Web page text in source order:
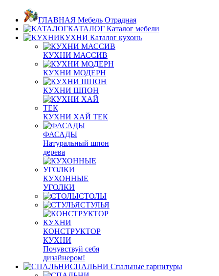
ГЛАВНАЯ Мебель Отрадная
КАТАЛОГ Каталог мебели
КУХНИ Каталог кухонь
КУХНИ МАССИВ
КУХНИ МОДЕРН
КУХНИ ШПОН
КУХНИ ХАЙ ТЕК
ФАСАДЫ
Натуральный шпон
дерева
КУХОННЫЕ
УГОЛКИ
СТОЛЫ
СТУЛЬЯ
КОНСТРУКТОР
КУХНИ
Почувствуй себя
дизайнером!
СПАЛЬНИ Спальные гарнитуры